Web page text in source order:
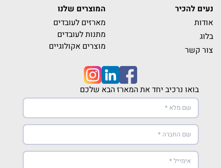
נעים להכיר
אודות
בלוג
צור קשר
המוצרים שלנו
מארזים לעובדים
מתנות לעובדים
מוצרים אקולוגיים
בואו נרכיב יחד את המארז הבא שלכם